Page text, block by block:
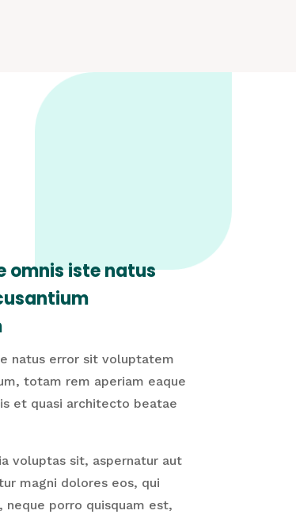
omnis iste natus
natus error sit voluptatem
totam rem aperiam eaque
et quasi architecto beatae
voluptas sit, aspernatur aut
magni dolores eos, qui
porro quisquam est,